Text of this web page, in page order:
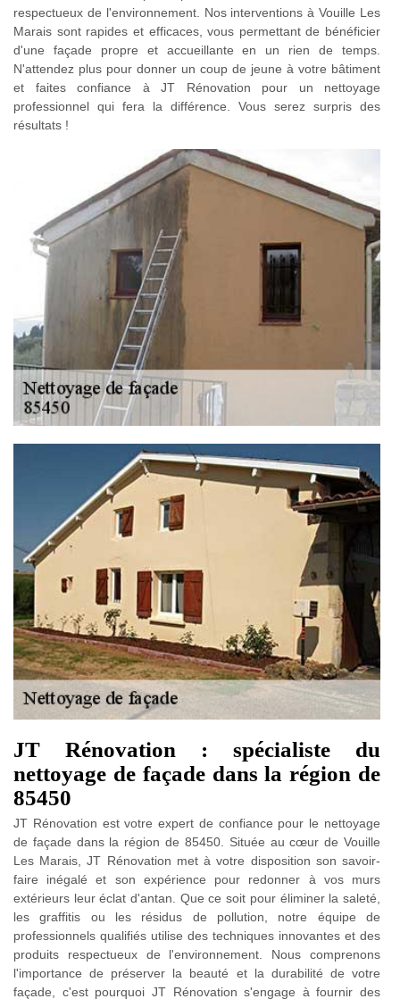
respectueux de l'environnement. Nos interventions à Vouille Les
Marais sont rapides et efficaces, vous permettant de bénéficier
d'une façade propre et accueillante en un rien de temps.
N'attendez plus pour donner un coup de jeune à votre bâtiment
et faites confiance à JT Rénovation pour un nettoyage
professionnel qui fera la différence. Vous serez surpris des
résultats !
JT Rénovation : spécialiste du
nettoyage de façade dans la région de
85450
JT Rénovation est votre expert de confiance pour le nettoyage
de façade dans la région de 85450. Située au cœur de Vouille
Les Marais, JT Rénovation met à votre disposition son savoir-
faire inégalé et son expérience pour redonner à vos murs
extérieurs leur éclat d'antan. Que ce soit pour éliminer la saleté,
les graffitis ou les résidus de pollution, notre équipe de
professionnels qualifiés utilise des techniques innovantes et des
produits respectueux de l'environnement. Nous comprenons
l'importance de préserver la beauté et la durabilité de votre
façade, c'est pourquoi JT Rénovation s'engage à fournir des